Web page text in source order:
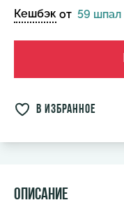
Кешбэк от 59 шпал
в избранное
Описание